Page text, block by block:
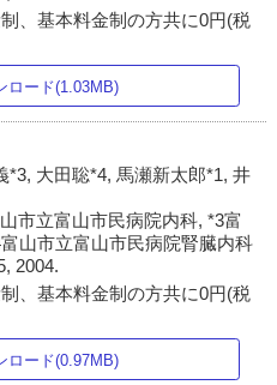
、基本料金制の方共に0円(税
ロード(1.03MB)
*3, 大田聡*4, 馬瀬新太郎*1, 井
市立富山市民病院内科, *3富
山市立富山市民病院腎臓内科
2004.
、基本料金制の方共に0円(税
ロード(0.97MB)